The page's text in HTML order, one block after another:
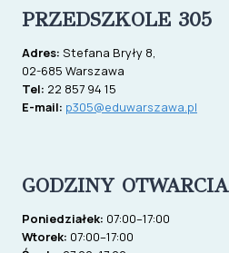
PRZEDSZKOLE 305
Adres: Stefana Bryły 8,
02-685 Warszawa
Tel: 22 857 94 15
E-mail: p305@eduwarszawa.pl
GODZINY OTWARCIA
Poniedziałek: 07:00–17:00
Wtorek: 07:00–17:00